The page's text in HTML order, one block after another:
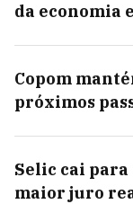
da economia
Copom
próximos
Selic cai para
maior juro